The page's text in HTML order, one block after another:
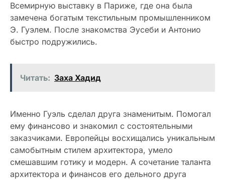
Всемирную выставку в Париже, где она была
замечена богатым текстильным промышленником
Э. Гуэлем. После знакомства Эусеби и Антонио
быстро подружились.
Читать: Заха Хадид
Именно Гуэль сделал друга знаменитым. Помогал
ему финансово и знакомил с состоятельными
заказчиками. Европейцы восхищались уникальным
самобытным стилем архитектора, умело
смешавшим готику и модерн. А сочетание таланта
архитектора и финансов его дельного друга